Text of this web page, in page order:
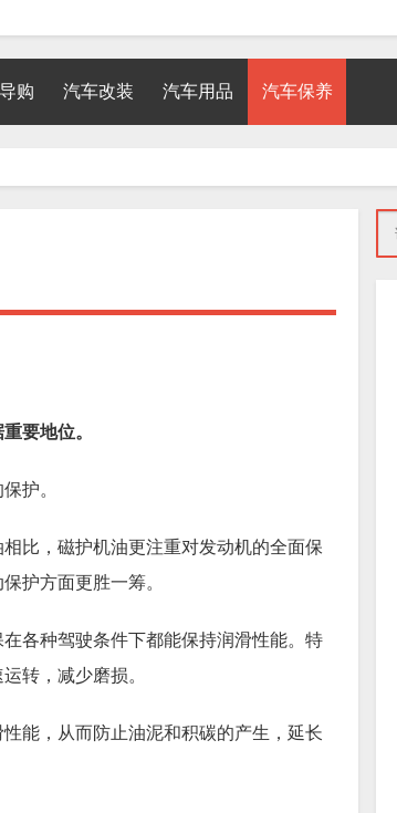
购 汽车改装 汽车用品 汽车保养
要地位。
护。
比，磁护机油更注重对发动机的全面保
护方面更胜一筹。
各种驾驶条件下都能保持润滑性能。特
转，减少磨损。
能，从而防止油泥和积碳的产生，延长